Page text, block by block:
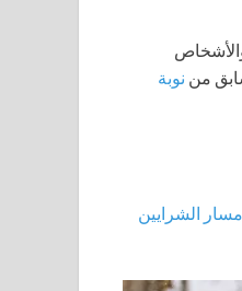
من نوبة
الشرايين